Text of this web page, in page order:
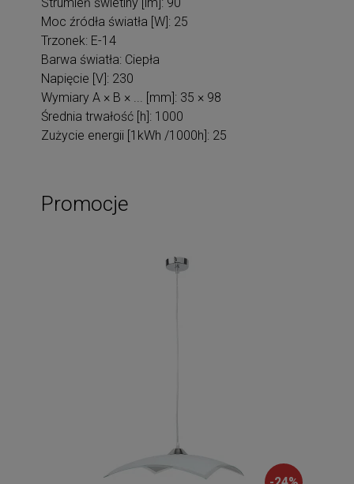
Moc źródła światła [W]: 25
Trzonek: E-14
Barwa światła: Ciepła
Napięcie [V]: 230
Wymiary A × B × ... [mm]: 35 × 98
Średnia trwałość [h]: 1000
Zużycie energii [1kWh /1000h]: 25
Promocje